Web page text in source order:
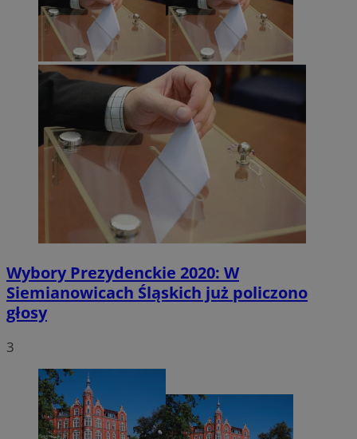
Wybory Prezydenckie 2020: W
Siemianowicach Śląskich już policzono
głosy
3